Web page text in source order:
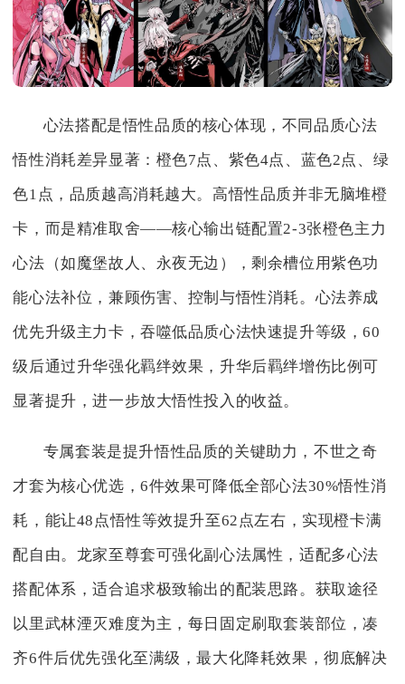
心法搭配是悟性品质的核心体现，不同品质心法
悟性消耗差异显著：橙色7点、紫色4点、蓝色2点、绿
色1点，品质越高消耗越大。高悟性品质并非无脑堆橙
卡，而是精准取舍——核心输出链配置2-3张橙色主力
心法（如魔堡故人、永夜无边），剩余槽位用紫色功
能心法补位，兼顾伤害、控制与悟性消耗。心法养成
优先升级主力卡，吞噬低品质心法快速提升等级，60
级后通过升华强化羁绊效果，升华后羁绊增伤比例可
显著提升，进一步放大悟性投入的收益。
专属套装是提升悟性品质的关键助力，不世之奇
才套为核心优选，6件效果可降低全部心法30%悟性消
耗，能让48点悟性等效提升至62点左右，实现橙卡满
配自由。龙家至尊套可强化副心法属性，适配多心法
搭配体系，适合追求极致输出的配装思路。获取途径
以里武林湮灭难度为主，每日固定刷取套装部位，凑
齐6件后优先强化至满级，最大化降耗效果，彻底解决